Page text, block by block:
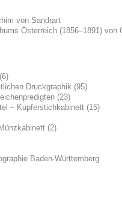
von Sandrart
Österreich (1856–1891) von
Druckgraphik (95)
(23)
– Kupferstichkabinett (15)
(2)
Baden-Württemberg